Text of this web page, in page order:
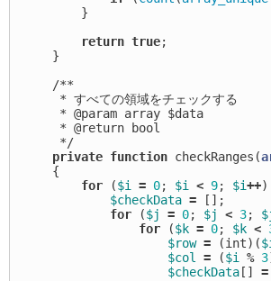
}
return true;
}
/**
     * すべての領域をチェックする
     * @param array $data
     * @return bool
     */
private function checkRanges (
{
for
($i = 0; $i < 9; $i++)
$checkData =
[];
for
($j = 0; $j < 3;
for
($k = 0; $k <
$row = (int)(
$col = ($i % 3
$checkData [] =